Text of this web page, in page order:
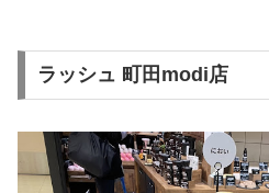
ラッシュ 町田modi店